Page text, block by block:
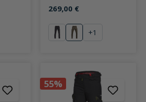
269,00 €
schwarzolive
+1
55%